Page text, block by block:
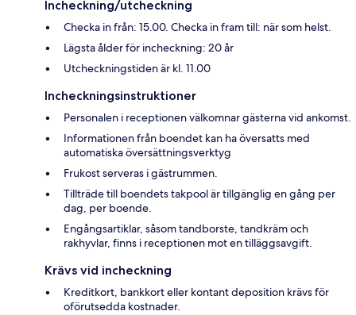
Incheckning/utcheckning
Checka in från: 15.00. Checka in fram till: när som helst.
Lägsta ålder för incheckning: 20 år
Utcheckningstiden är kl. 11.00
Incheckningsinstruktioner
Personalen i receptionen välkomnar gästerna vid ankomst.
Informationen från boendet kan ha översatts med
automatiska översättningsverktyg
Frukost serveras i gästrummen.
Tillträde till boendets takpool är tillgänglig en gång per
dag, per boende.
Engångsartiklar, såsom tandborste, tandkräm och
rakhyvlar, finns i receptionen mot en tilläggsavgift.
Krävs vid incheckning
Kreditkort, bankkort eller kontant deposition krävs för
oförutsedda kostnader.